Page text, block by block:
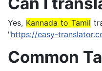
Yes, Kannada to Tamil
"https://easy-
Common